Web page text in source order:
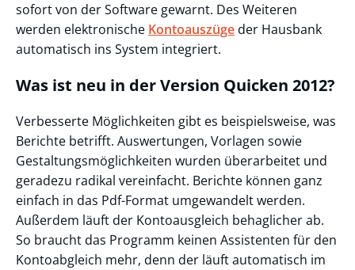
sofort von der Software gewarnt. Des Weiteren
werden elektronische Kontoauszügeder Hausbank
automatisch ins System integriert.
Was ist neu in der Version Quicken 2012?
Verbesserte Möglichkeiten gibt es beispielsweise, was
Berichte betrifft. Auswertungen, Vorlagen sowie
Gestaltungsmöglichkeiten wurden überarbeitet und
geradezu radikal vereinfacht. Berichte können ganz
einfach in das Pdf-Format umgewandelt werden.
Außerdem läuft der Kontoausgleich behaglicher ab.
So braucht das Programm keinen Assistenten für den
Kontoabgleich mehr, denn der läuft automatisch im